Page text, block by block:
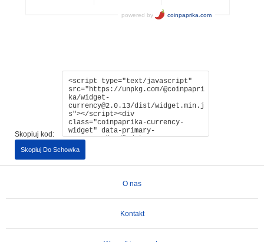
Skopiuj kod:
Skopiuj Do Schowka
O nas
Kontakt